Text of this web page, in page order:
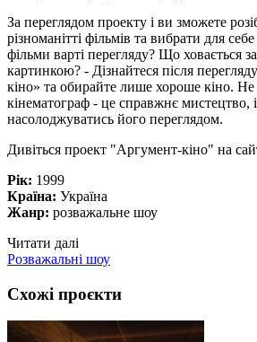
За переглядом проекту і ви зможете
різноманітті фільмів та вибрати для
фільми варті перегляду? Що ховається
картинкою? - Дізнайтеся після
кіно» та обирайте лише хороше кіно. Не
кінематограф - це справжнє мистецтво,
насолоджуватись його переглядом.
Дивіться проект "Аргумент-кіно" на
Рік: 1999
Країна: Україна
Жанр: розважальне шоу
Читати далі
Розважальні шоу
Схожі проєкти